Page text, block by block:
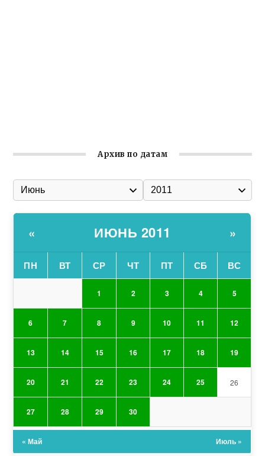
Архив по датам
« ИЮНЬ 2011 »
ПН ВТ СР ЧТ ПТ СБ ВС
1 2 3 4 5
6 7 8 9 10 11 12
13 14 15 16 17 18 19
20 21 22 23 24 25 26
27 28 29 30
« Май Июль »